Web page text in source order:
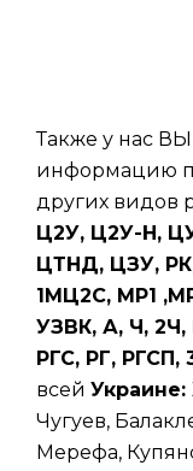
Также у нас
информацию
других видов
Ц2У, Ц2У-Н,
ЦТНД, ЦЗУ,
1МЦ2С, МР1
УЗВК, А, Ч, 2Ч,
РГС, РГ,
всей Украине:
Чугуев,
Мерефа,